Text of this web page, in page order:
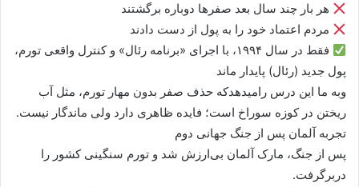
هر بار چند سال بعد صفرها دوباره برگشتند
مردم اعتماد خود را به پول از دست دادند
فقط در سال ۱۹۹۴، با اجرای «برنامه رئال» و کنترل واقعی تورم،
پول جدید (رئال) پایدار ماند
وبه ما این درس رامیدهدکه حذف صفر بدون مهار تورم، مثل آب
ریختن در کوزه سوراخ است؛ فایده ظاهری دارد ولی ماندگار نیست.
تجربه آلمان پس از جنگ جهانی دوم
پس از جنگ، مارک آلمان بی‌ارزش شد و تورم سنگینی کشور را
دربرگرفت.